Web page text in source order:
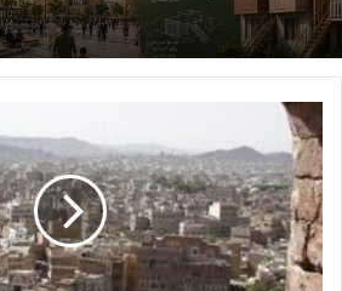
العمارة
الطينية
في
اليمن